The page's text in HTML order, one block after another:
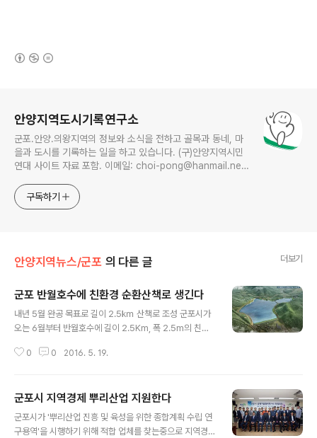
안양지역도시기록연구소
군포.안양.의왕지역의 정보와 소식을 전하고 골목과 동네, 마
을과 도시를 기록하는 일을 하고 있습니다. (구)안양지역시민
연대 사이트 자료 포함. 이메일: choi-pong@hanmail.net
구독하기
안양지역뉴스/군포 의 다른 글 더보기
군포 반월호수에 친환경 순환산책로 생긴다
내년 5월 완공 목표로 길이 2.5㎞ 산책로 조성 군포시가
오는 6월부터 반월호수에 길이 2.5Km, 폭 2.5m의 친환
수 수변공원 산책로 0.9㎞와 연결하는 이 공사가 내년 5
입할 예정이며, 공사 일체는 반월호수를 관리하는 한국농
어촌공사 화성․수원지사에 일괄 위탁하는 방식으로 추진할
예정이다. 시는 이번 공사가 완료되면 앞서 수변공원 조성
0 0 2016. 5. 19.
군포시 지역경제 뿌리산업 지원한다
군포시가 '뿌리산업 진흥 및 육성을 위한 종합계획 수립 연
구용역'을 시행하기 위해 적합 업체를 찾는중으로 지역경